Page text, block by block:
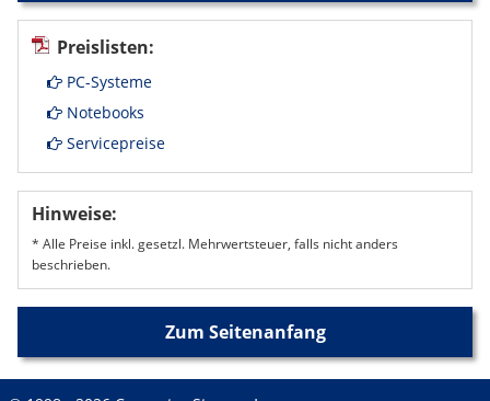
Preislisten:
PC-Systeme
Notebooks
Servicepreise
Hinweise:
* Alle Preise inkl. gesetzl. Mehrwertsteuer, falls nicht anders
beschrieben.
Zum Seitenanfang